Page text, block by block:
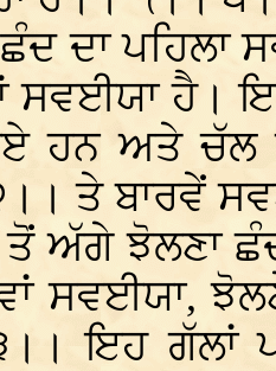
ਦਾ ਪਹਿਲਾ
ਸਵਈਯਾ ਹੈ।
ਹਨ ਅਤੇ ਚੱਲ
ਤੇ ਬਾਰਵੇਂ
ਅੱਗੇ ਝੋਲਣਾ
ਸਵਈਯਾ,
ਇਹ ਗੱਲਾਂ